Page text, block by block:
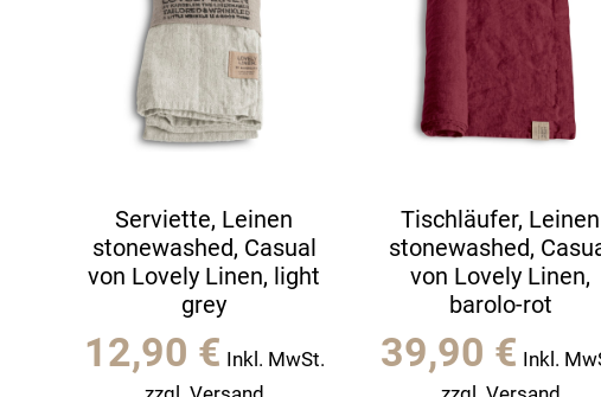
Serviette, Leinen
stonewashed, Casual
von Lovely Linen, light
grey
12,90 € Inkl. MwSt.
Tischläufer, Leinen
stonewashed,
von Lovely Linen,
barolo-rot
39,90 € Inkl.